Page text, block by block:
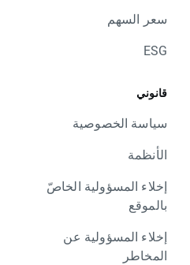
سعر السهم
ESG
قانوني
سياسة الخصوصية
الأنظمة
إخلاء المسؤولية الخاصّ
بالموقع
إخلاء المسؤولية عن
المخاطر